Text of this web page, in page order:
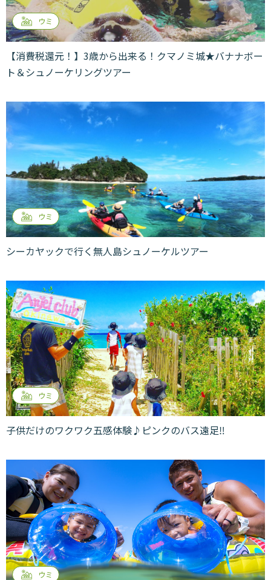
ウミ
【消費税還元！】3歳から出来る！クマノミ城★バナナボー
ト＆シュノーケリングツアー
ウミ
シーカヤックで行く無人島シュノーケルツアー
ウミ
子供だけのワクワク五感体験♪ピンクのバス遠足‼︎
ウミ